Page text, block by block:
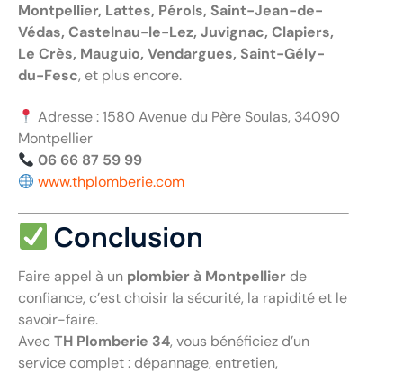
Montpellier, Lattes, Pérols, Saint-Jean-de-
Védas, Castelnau-le-Lez, Juvignac, Clapiers,
Le Crès, Mauguio, Vendargues, Saint-Gély-
du-Fesc, et plus encore.
Adresse : 1580 Avenue du Père Soulas, 34090
Montpellier
06 66 87 59 99
www.thplomberie.com
Conclusion
Faire appel à un plombier à Montpellier de
confiance, c’est choisir la sécurité, la rapidité et le
savoir-faire.
Avec TH Plomberie 34, vous bénéficiez d’un
service complet : dépannage, entretien,